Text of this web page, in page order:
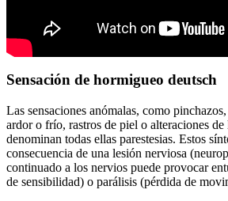
Sensación de hormigueo deutsch
Las sensaciones anómalas, como
ardor o frío, rastros de piel o alteraciones de
denominan todas ellas parestesias. Estos
consecuencia de una lesión nerviosa
continuado a los nervios puede provocar
de sensibilidad) o parálisis (pérdida de